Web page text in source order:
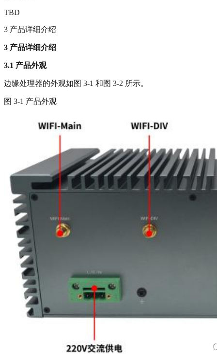
TBD
3 产品详细介绍
3 产品详细介绍
3.1 产品外观
边缘处理器的外观如图 3-1 和图 3-2 所示。
图 3-1 产品外观